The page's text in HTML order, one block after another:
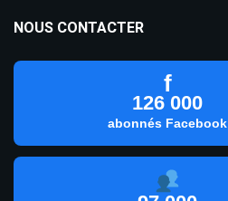
NOUS CONTACTER
f
126 000
abonnés Facebook